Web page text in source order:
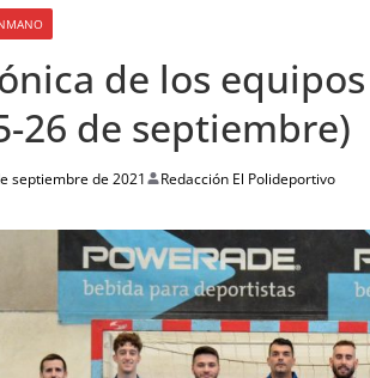
de los
26 de septiembre)
septiembre de 2021 Redacción El Polideportivo